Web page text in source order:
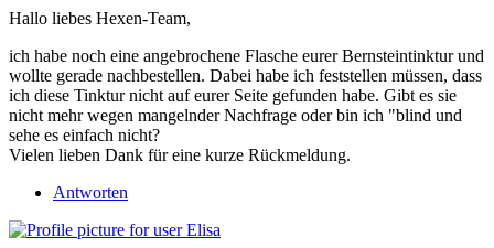
Hallo liebes Hexen-Team,
ich habe noch eine angebrochene Flasche eurer Bernsteintinktur und
wollte gerade nachbestellen. Dabei habe ich feststellen müssen, dass
ich diese Tinktur nicht auf eurer Seite gefunden habe. Gibt es sie
nicht mehr wegen mangelnder Nachfrage oder bin ich "blind und
sehe es einfach nicht?
Vielen lieben Dank für eine kurze Rückmeldung.
Antworten